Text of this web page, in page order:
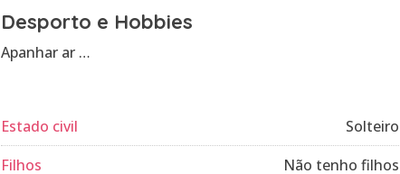
Desporto e Hobbies
Apanhar ar …
Estado civil
Solteiro
Filhos
Não tenho filhos